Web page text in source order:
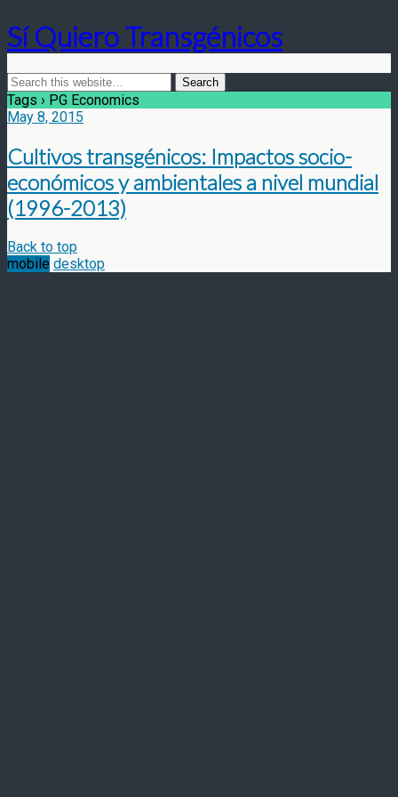
Sí Quiero Transgénicos
Tags › PG Economics
May 8, 2015
Cultivos transgénicos: Impactos socio-
económicos y ambientales a nivel mundial
(1996-2013)
Back to top
mobile desktop